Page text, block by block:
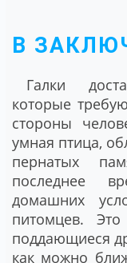
В
Галки
которые
стороны
умная птица,
пернатых
последнее
домашних
питомцев.
поддающиеся
как можно